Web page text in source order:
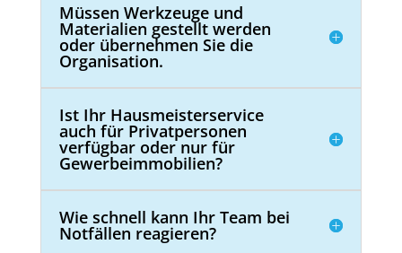
Müssen Werkzeuge und
Materialien gestellt werden
oder übernehmen Sie die
Organisation.
Ist Ihr Hausmeisterservice
auch für Privatpersonen
verfügbar oder nur für
Gewerbeimmobilien?
Wie schnell kann Ihr Team bei
Notfällen reagieren?